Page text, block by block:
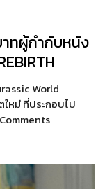
าทผู้กำกับหนัง
World
หม่ ที่ประกอบไป